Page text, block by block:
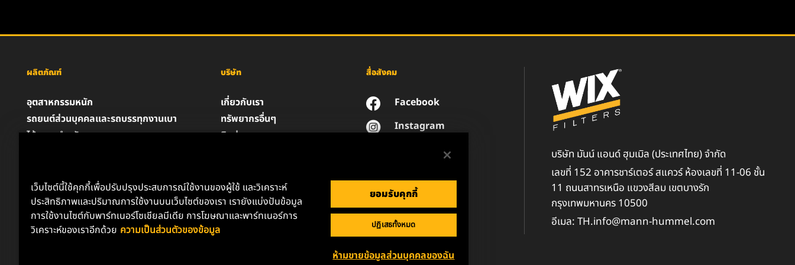
ผลิตภัณฑ์
อุตสาหกรรมหนัก
รถยนต์ส่วนบุคคลและรถบรรทุกงานเบา
ไส้กรองสำหรับอุตสาหกรรม
บริษัท
เกี่ยวกับเรา
ทรัพยากรอื่นๆ
ติดต่อเรา
ประกาศด้านกฎหมาย
สื่อสังคม
Facebook
Instagram
บริษัท มันน์ แอนด์ ฮุมเมิล (ประเทศไทย) จำกัด
เลขที่ 152 อาคารชาร์เตอร์ สแควร์ ห้องเลขที่ 11-06 ชั้น
11 ถนนสาทรเหนือ แขวงสีลม เขตบางรัก
กรุงเทพมหานคร 10500
อีเมล: TH.info@mann-hummel.com
เว็บไซต์นี้ใช้คุกกี้เพื่อปรับปรุงประสบการณ์ใช้งานของผู้ใช้ และวิเคราะห์
ประสิทธิภาพและปริมาณการใช้งานบนเว็บไซต์ของเรา เรายังแบ่งปันข้อมูล
การใช้งานไซต์กับพาร์ทเนอร์โซเชียลมีเดีย การโฆษณาและพาร์ทเนอร์การ
วิเคราะห์ของเราอีกด้วย ความเป็นส่วนตัวของข้อมูล
ยอมรับคุกกี้
ปฏิเสธทั้งหมด
ห้ามขายข้อมูลส่วนบุคคลของฉัน